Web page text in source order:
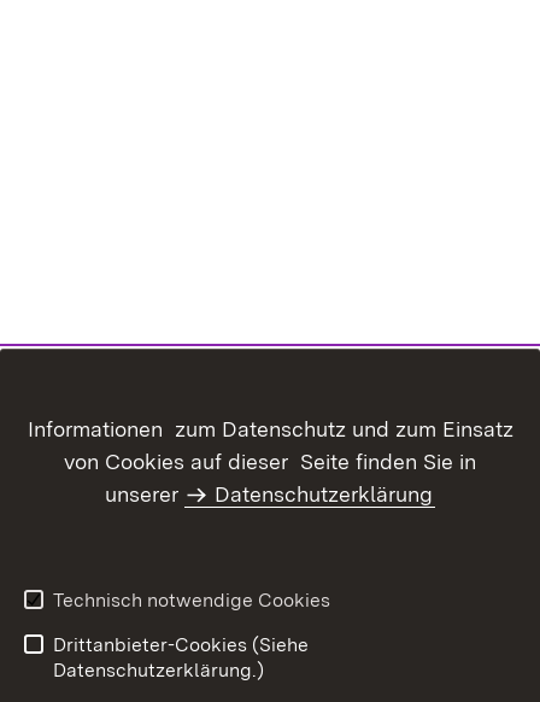
Datenschutz
Informationen zum Datenschutz und zum Einsatz
von Cookies auf dieser Seite finden Sie in
unserer
Datenschutzerklärung
Technisch notwendige Cookies
Drittanbieter-Cookies (Siehe
Datenschutzerklärung.)